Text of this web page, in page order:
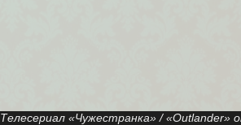
Телесериал «Чужестранка» / «Outlander»